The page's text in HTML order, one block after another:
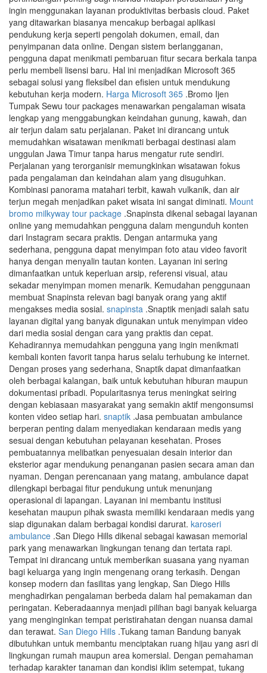
ingin menggunakan layanan produktivitas berbasis cloud. Paket
yang ditawarkan biasanya mencakup berbagai aplikasi
pendukung kerja seperti pengolah dokumen, email, dan
penyimpanan data online. Dengan sistem berlangganan,
pengguna dapat menikmati pembaruan fitur secara berkala tanpa
perlu membeli lisensi baru. Hal ini menjadikan Microsoft 365
sebagai solusi yang fleksibel dan efisien untuk mendukung
kebutuhan kerja modern. Harga Microsoft 365 .Bromo Ijen
Tumpak Sewu tour packages menawarkan pengalaman wisata
lengkap yang menggabungkan keindahan gunung, kawah, dan
air terjun dalam satu perjalanan. Paket ini dirancang untuk
memudahkan wisatawan menikmati berbagai destinasi alam
unggulan Jawa Timur tanpa harus mengatur rute sendiri.
Perjalanan yang terorganisir memungkinkan wisatawan fokus
pada pengalaman dan keindahan alam yang disuguhkan.
Kombinasi panorama matahari terbit, kawah vulkanik, dan air
terjun megah menjadikan paket wisata ini sangat diminati. Mount
bromo milkyway tour package .Snapinsta dikenal sebagai layanan
online yang memudahkan pengguna dalam mengunduh konten
dari Instagram secara praktis. Dengan antarmuka yang
sederhana, pengguna dapat menyimpan foto atau video favorit
hanya dengan menyalin tautan konten. Layanan ini sering
dimanfaatkan untuk keperluan arsip, referensi visual, atau
sekadar menyimpan momen menarik. Kemudahan penggunaan
membuat Snapinsta relevan bagi banyak orang yang aktif
mengakses media sosial. snapinsta .Snaptik menjadi salah satu
layanan digital yang banyak digunakan untuk menyimpan video
dari media sosial dengan cara yang praktis dan cepat.
Kehadirannya memudahkan pengguna yang ingin menikmati
kembali konten favorit tanpa harus selalu terhubung ke internet.
Dengan proses yang sederhana, Snaptik dapat dimanfaatkan
oleh berbagai kalangan, baik untuk kebutuhan hiburan maupun
dokumentasi pribadi. Popularitasnya terus meningkat seiring
dengan kebiasaan masyarakat yang semakin aktif mengonsumsi
konten video setiap hari. snaptik .Jasa pembuatan ambulance
berperan penting dalam menyediakan kendaraan medis yang
sesuai dengan kebutuhan pelayanan kesehatan. Proses
pembuatannya melibatkan penyesuaian desain interior dan
eksterior agar mendukung penanganan pasien secara aman dan
nyaman. Dengan perencanaan yang matang, ambulance dapat
dilengkapi berbagai fitur pendukung untuk menunjang
operasional di lapangan. Layanan ini membantu institusi
kesehatan maupun pihak swasta memiliki kendaraan medis yang
siap digunakan dalam berbagai kondisi darurat. karoseri
ambulance .San Diego Hills dikenal sebagai kawasan memorial
park yang menawarkan lingkungan tenang dan tertata rapi.
Tempat ini dirancang untuk memberikan suasana yang nyaman
bagi keluarga yang ingin mengenang orang terkasih. Dengan
konsep modern dan fasilitas yang lengkap, San Diego Hills
menghadirkan pengalaman berbeda dalam hal pemakaman dan
peringatan. Keberadaannya menjadi pilihan bagi banyak keluarga
yang menginginkan tempat peristirahatan dengan nuansa damai
dan terawat. San Diego Hills .Tukang taman Bandung banyak
dibutuhkan untuk membantu menciptakan ruang hijau yang asri di
lingkungan rumah maupun area komersial. Dengan pemahaman
terhadap karakter tanaman dan kondisi iklim setempat, tukang